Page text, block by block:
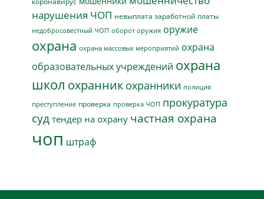
нарушения ЧОП невыплата заработной платы
недобросовестный ЧОП оборот оружия оружие
охрана охрана массовых мероприятий охрана
образовательных учреждений охрана
школ охранник охранники полиция
преступление проверка проверка ЧОП прокуратура
суд тендер на охрану частная охрана
чоп штраф